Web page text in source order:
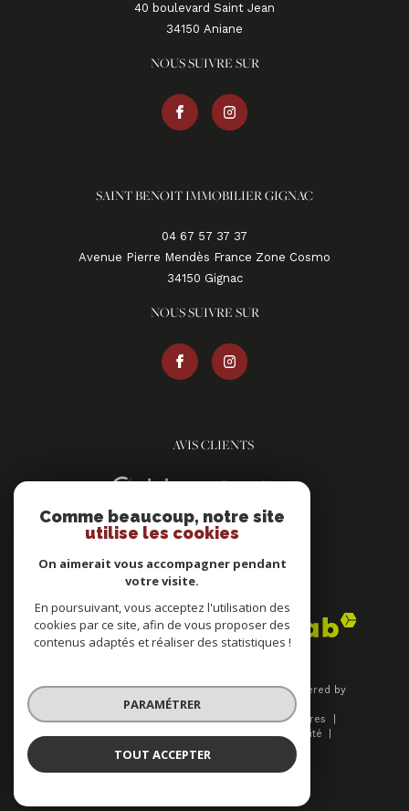
40 boulevard Saint Jean
34150
aniane
NOUS SUIVRE SUR
SAINT BENOIT IMMOBILIER GIGNAC
04 67 57 37 37
Avenue Pierre Mendès France Zone Cosmo
34150
gignac
NOUS SUIVRE SUR
AVIS CLIENTS
ADHÉRENTS
© 2026 | Tous droits réservés | Traduction powered by
Google |
Plan du site
Mentions légales
Nos honoraires
Admin
Nos liens
Politique de confidentialité
Politique RGPD
Comme beaucoup, notre site
utilise les cookies
On aimerait vous accompagner pendant
votre visite.
En poursuivant, vous acceptez l'utilisation des
cookies par ce site, afin de vous proposer des
contenus adaptés et réaliser des statistiques !
PARAMÉTRER
TOUT ACCEPTER